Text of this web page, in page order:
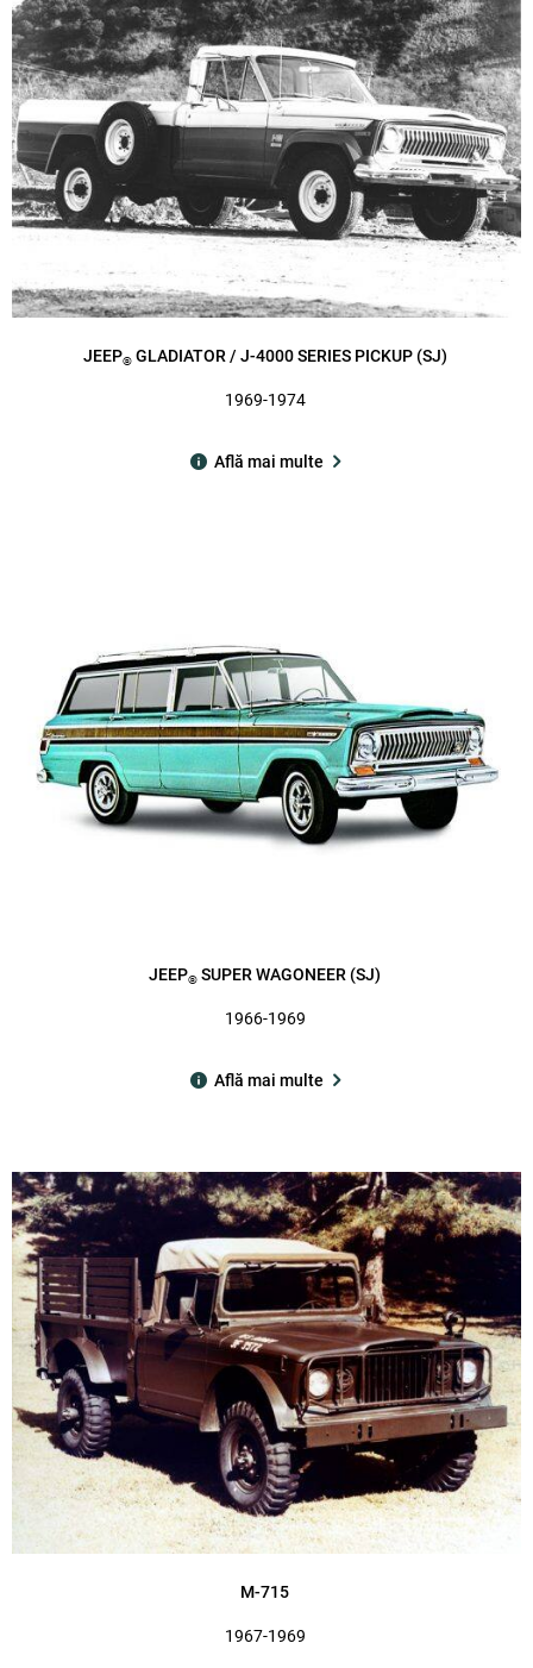
JEEP®GLADIATOR / J-4000 SERIES PICKUP (SJ)
1969-1974
Află mai multe
JEEP® SUPER WAGONEER (SJ)
1966-1969
Află mai multe
M-715
1967-1969